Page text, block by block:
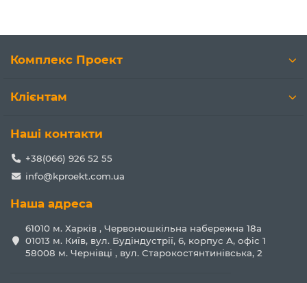
Комплекс Проект
Клієнтам
Наші контакти
+38(066) 926 52 55
info@kproekt.com.ua
Наша адреса
61010 м. Харків , Червоношкільна набережна 18а
01013 м. Київ, вул. Будіндустрії, 6, корпус А, офіс 1
58008 м. Чернівці , вул. Старокостянтинівська, 2